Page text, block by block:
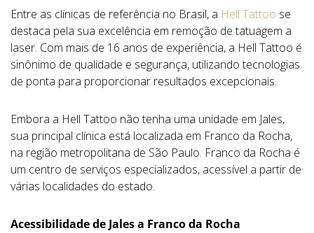
Entre as clínicas de referência no Brasil, a Hell Tattoo se
destaca pela sua excelência em remoção de tatuagem a
laser. Com mais de 16 anos de experiência, a Hell Tattoo é
sinônimo de qualidade e segurança, utilizando tecnologias
de ponta para proporcionar resultados excepcionais.
Embora a Hell Tattoo não tenha uma unidade em Jales,
sua principal clínica está localizada em Franco da Rocha,
na região metropolitana de São Paulo. Franco da Rocha é
um centro de serviços especializados, acessível a partir de
várias localidades do estado.
Acessibilidade de Jales a Franco da Rocha